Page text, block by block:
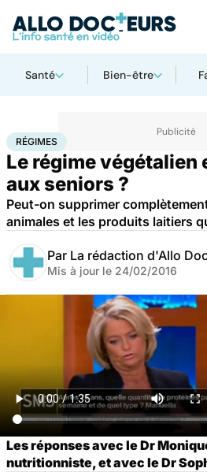
Santé Bien-être
AccueilSanté
RÉGIMES
Le régime végétalien
aux seniors ?
Peut-on supprimer
animales et les produits laitiers
Par La rédaction d'Allo
Mis à jour le 24/02/2016
Les réponses avec le Dr
nutritionniste, et avec le Dr